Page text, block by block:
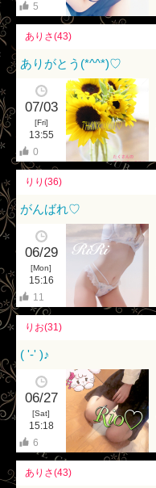
5
ありさ(43)
ありがとう(*^^*)♡
07/03
[Fri]
13:55
0
りり(36)
がんばれ♡
06/29
[Mon]
15:16
11
りお(31)
( '-' )♪
06/27
[Sat]
15:18
6
ありさ(43)